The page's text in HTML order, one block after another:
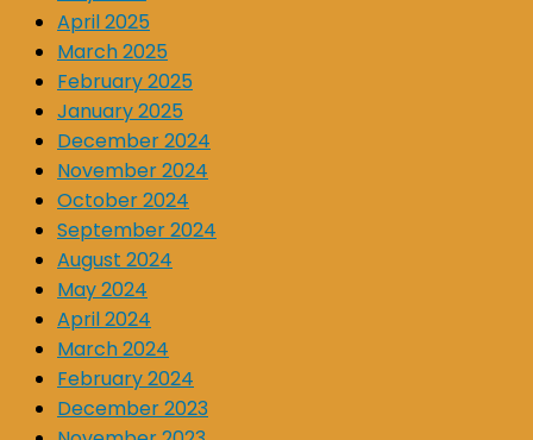
April 2025
March 2025
February 2025
January 2025
December 2024
November 2024
October 2024
September 2024
August 2024
May 2024
April 2024
March 2024
February 2024
December 2023